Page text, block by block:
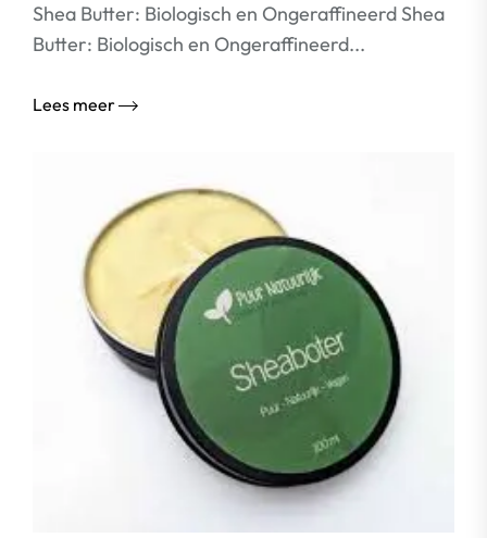
Shea Butter: Biologisch en Ongeraffineerd Shea
Butter: Biologisch en Ongeraffineerd...
Lees meer